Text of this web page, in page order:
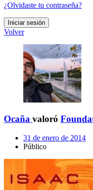
¿Olvidaste tu contraseña?
Iniciar sesión
Volver
Ocaña valoró
31 de enero de 2014
Público